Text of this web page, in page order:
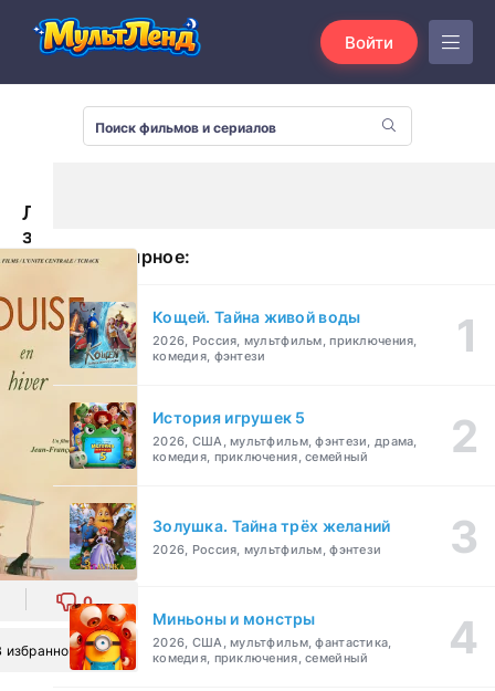
Войти
Луиза
зимой
(2016)
0
избранное
Популярное:
Кощей. Тайна живой воды
2026, Россия, мультфильм, приключения,
комедия, фэнтези
История игрушек 5
2026, США, мультфильм, фэнтези, драма,
комедия, приключения, семейный
Золушка. Тайна трёх желаний
2026, Россия, мультфильм, фэнтези
Миньоны и монстры
2026, США, мультфильм, фантастика,
комедия, приключения, семейный